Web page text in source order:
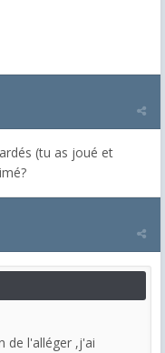
(tu as joué et
de l'alléger ,j'ai